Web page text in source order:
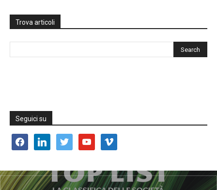
Trova articoli
Seguici su
facebooklinkedin twitter youtube vimeo